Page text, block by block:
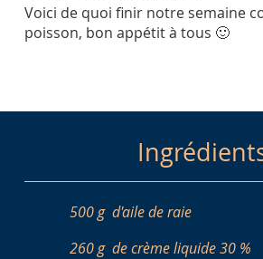
Voici de quoi finir notre semaine
poisson, bon appétit à tous 🙂
500 g d'aile de raie
260 g de crème liquide 30 %